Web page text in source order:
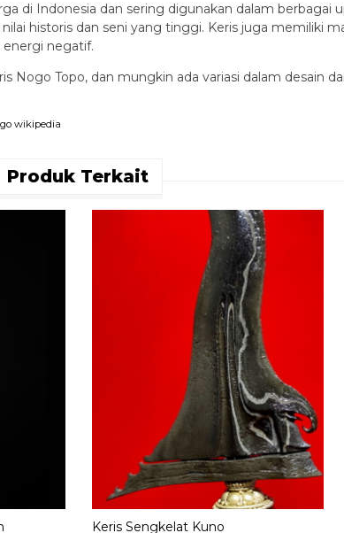
di Indonesia dan sering digunakan dalam berbagai
historis dan seni yang tinggi. Keris juga memiliki
energi negatif.
Topo, dan mungkin ada variasi dalam desain
wikipedia
Produk Terkait
Keris Sengkelat Kuno